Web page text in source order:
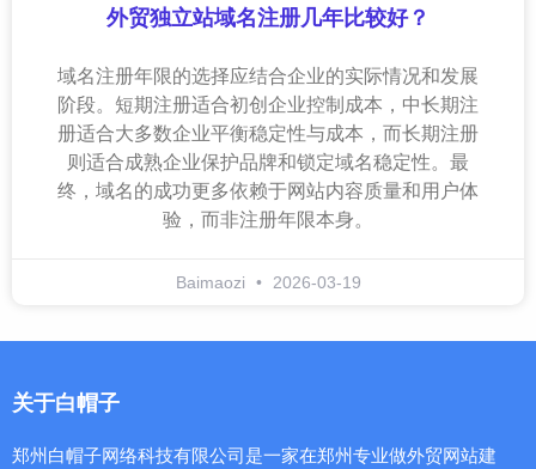
外贸独立站域名注册几年比较好？
域名注册年限的选择应结合企业的实际情况和发展
阶段。短期注册适合初创企业控制成本，中长期注
册适合大多数企业平衡稳定性与成本，而长期注册
则适合成熟企业保护品牌和锁定域名稳定性。最
终，域名的成功更多依赖于网站内容质量和用户体
验，而非注册年限本身。
Baimaozi 2026-03-19
关于白帽子
郑州白帽子网络科技有限公司是一家在郑州专业做外贸网站建